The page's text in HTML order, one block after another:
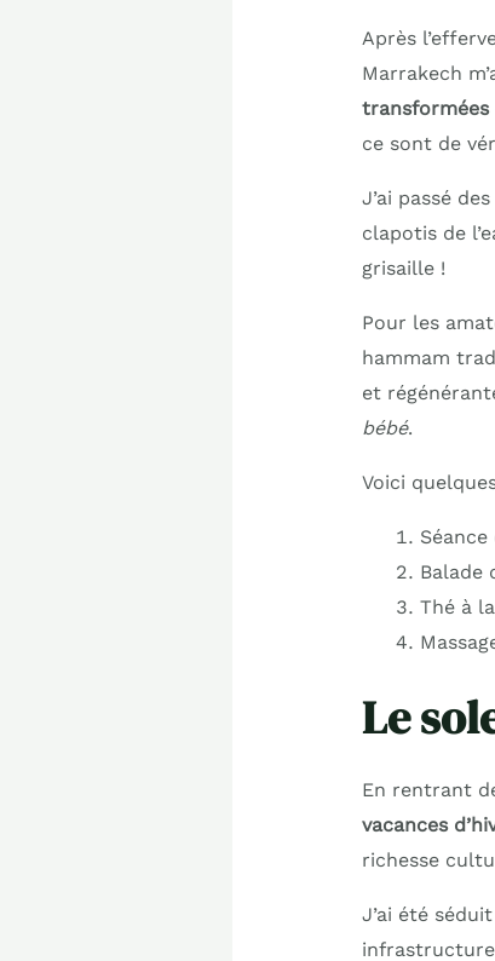
Après
Marrakech
transformées
ce sont de
J’ai passé
clapotis de
grisaille !
Pour les
hammam
et
bébé.
Voici
Balade
Thé à
Le
En rentrant
vacances
richesse
J’ai été